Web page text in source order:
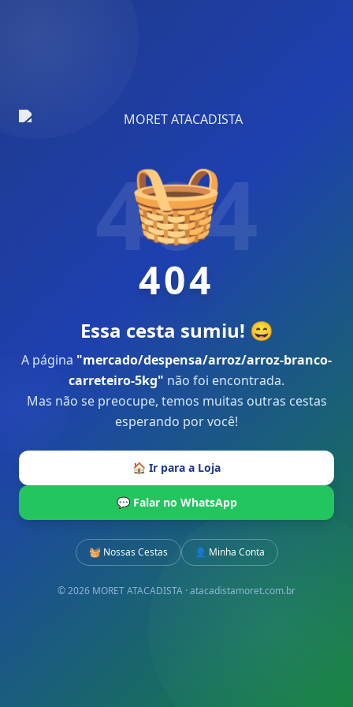
404
🧺
404
Essa cesta sumiu! 😄
A página "mercado/despensa/arroz/arroz-branco-
carreteiro-5kg" não foi encontrada.
Mas não se preocupe, temos muitas outras cestas
esperando por você!
🏠 Ir para a Loja
💬 Falar no WhatsApp
🧺 Nossas Cestas 👤 Minha Conta
© 2026 MORET ATACADISTA · atacadistamoret.com.br